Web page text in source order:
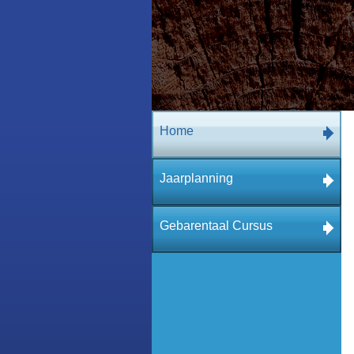
Home
Jaarplanning
Gebarentaal Cursus